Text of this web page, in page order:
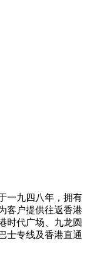
一九四八年，拥有
客户提供往返香港
时代广场、九龙圆
士专线及香港直通